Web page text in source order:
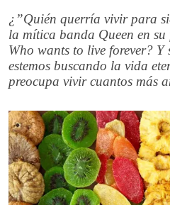
¿”Quién querría vivir para
la mítica banda Queen en
Who wants to live forever? Y
estemos buscando la vida
preocupa vivir cuantos más